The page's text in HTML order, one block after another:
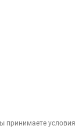
принимаете условия